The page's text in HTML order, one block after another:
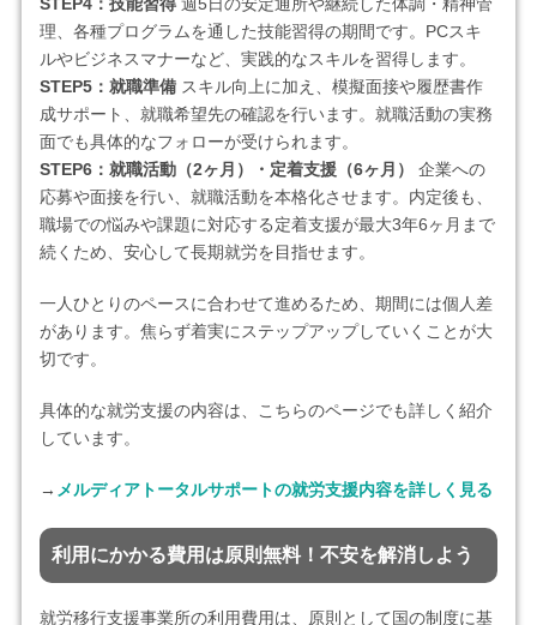
STEP4：技能習得週5日の安定通所や継続した体調・精神管
理、各種プログラムを通した技能習得の期間です。PCスキ
ルやビジネスマナーなど、実践的なスキルを習得します。
STEP5：就職準備スキル向上に加え、模擬面接や履歴書作
成サポート、就職希望先の確認を行います。就職活動の実務
面でも具体的なフォローが受けられます。
STEP6：就職活動（2ヶ月）・定着支援（6ヶ月）
企業への
応募や面接を行い、就職活動を本格化させます。内定後も、
職場での悩みや課題に対応する定着支援が最大3年6ヶ月まで
続くため、安心して長期就労を目指せます。
一人ひとりのペースに合わせて進めるため、期間には個人差
があります。焦らず着実にステップアップしていくことが大
切です。
具体的な就労支援の内容は、こちらのページでも詳しく紹介
しています。
→ メルディアトータルサポートの就労支援内容を詳しく見る
利用にかかる費用は原則無料！不安を解消しよう
就労移行支援事業所の利用費用は、原則として国の制度に基